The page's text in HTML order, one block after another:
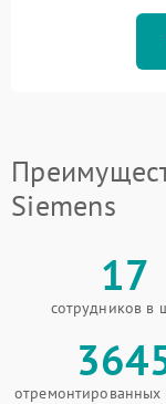
Siemens
17
сотрудников в
отремонтированных